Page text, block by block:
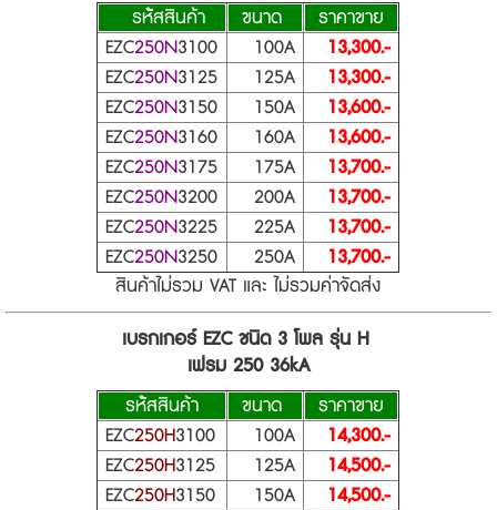
รห้ัสสินค้า
ขนาด
ราคาขาย
EZC250N3100 100A
13,300.-
EZC250N3125 125A
13,300.-
EZC250N3150 150A
13,600.-
EZC250N3160 160A
13,600.-
EZC250N3175 175A
13,700.-
EZC250N3200 200A
13,700.-
EZC250N3225 225A
13,700.-
EZC250N3250 250A
13,700.-
สินค้าไม่รวม VAT และ ไม่รวมค่าจัดส่ง
เบรกเกอร์ EZC ชนิด 3 โพล รุ่น H
เฟรม 250 36kA
รห้ัสสินค้า
ขนาด
ราคาขาย
EZC250H3100 100A
14,300.-
EZC250H3125 125A
14,500.-
EZC250H3150 150A
14,500.-